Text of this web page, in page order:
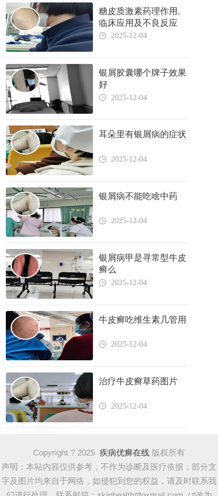
糖皮质激素药理作用,
临床应用及不良反应
2025-12-04
银屑胶囊哪个牌子效果
好
2025-12-04
耳朵里有银屑病的症状
2025-12-04
银屑病不能吃啥中药
2025-12-04
银屑病甲是寻常型牛皮
癣么
2025-12-04
牛皮癣吃维生素几管用
2025-12-04
治疗牛皮癣草药图片
2025-12-04
Copyright ? 2025 疾病优癣在线 版权所有
声明：本站内容仅供参考，不作为诊断及医疗依据；部分文
字及图片均来自于网络，如侵犯到您的权益，请及时联系我